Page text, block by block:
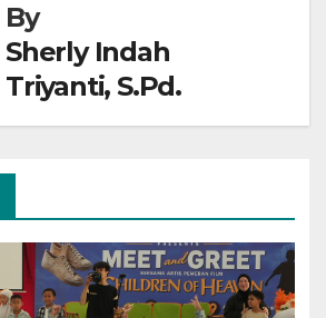
By
Sherly Indah
Triyanti, S.Pd.